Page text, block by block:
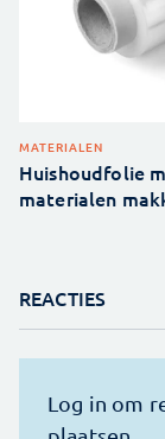
MATERIALEN
Huishoudfolie
materialen
REACTIES